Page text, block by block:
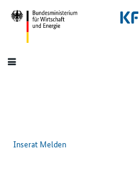
SrOnlyNavigation
Hauptmenü
Inserat Melden